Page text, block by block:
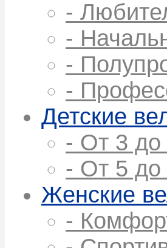
-
-
-
-
Детские
- От 3 до
- От 5 до
Женские
-